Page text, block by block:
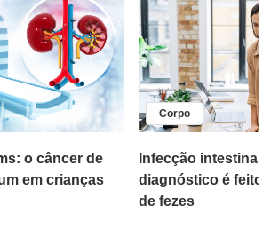
o câncer de
em crianças
Corpo
Infecção intestinal
diagnóstico é feito
de fezes